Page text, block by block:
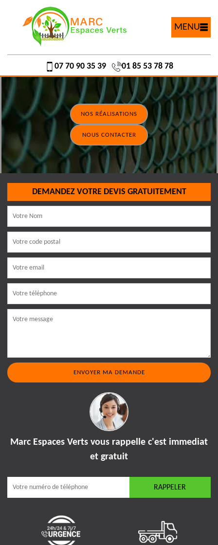
MENU
07 70 90 35 39 01 85 53 78 78
NOS RÉALISATIONS
NOUS CONTACTER
DEMANDEZ VOTRE DEVIS GRATUITEMENT
Marc Espaces Verts vous rappelle c'est immediat
et gratuit